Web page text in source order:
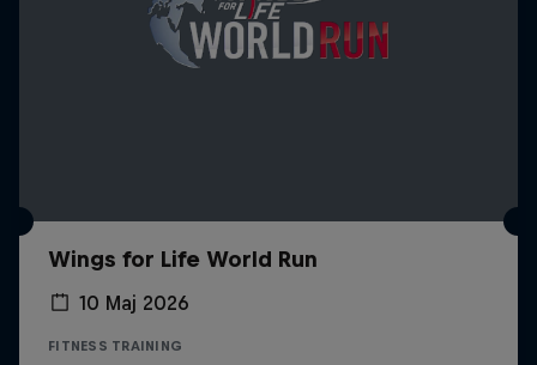
Wings for Life World Run
10 Мај 2026
FITNESS TRAINING